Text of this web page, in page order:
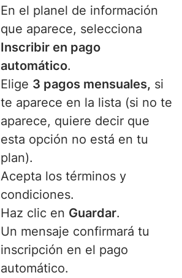
En el planel de información
que aparece, selecciona
Inscribir en pago
automático.
Elige 3 pagos mensuales, si
te aparece en la lista (si no te
aparece, quiere decir que
esta opción no está en tu
plan).
Acepta los términos y
condiciones.
Haz clic en Guardar.
Un mensaje confirmará tu
inscripción en el pago
automático.